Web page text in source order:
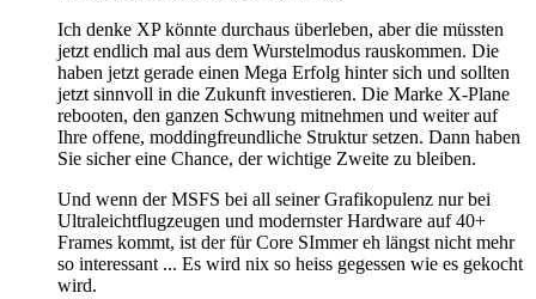
Ich denke XP könnte durchaus überleben, aber die müssten
jetzt endlich mal aus dem Wurstelmodus rauskommen. Die
haben jetzt gerade einen Mega Erfolg hinter sich und sollten
jetzt sinnvoll in die Zukunft investieren. Die Marke X-Plane
rebooten, den ganzen Schwung mitnehmen und weiter auf
Ihre offene, moddingfreundliche Struktur setzen. Dann haben
Sie sicher eine Chance, der wichtige Zweite zu bleiben.
Und wenn der MSFS bei all seiner Grafikopulenz nur bei
Ultraleichtflugzeugen und modernster Hardware auf 40+
Frames kommt, ist der für Core SImmer eh längst nicht mehr
so interessant ... Es wird nix so heiss gegessen wie es gekocht
wird.